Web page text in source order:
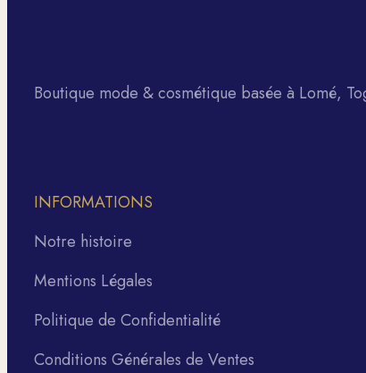
Boutique mode & cosmétique basée à Lomé,
INFORMATIONS
Notre histoire
Mentions Légales
Politique de Confidentialité
Conditions Générales de Ventes